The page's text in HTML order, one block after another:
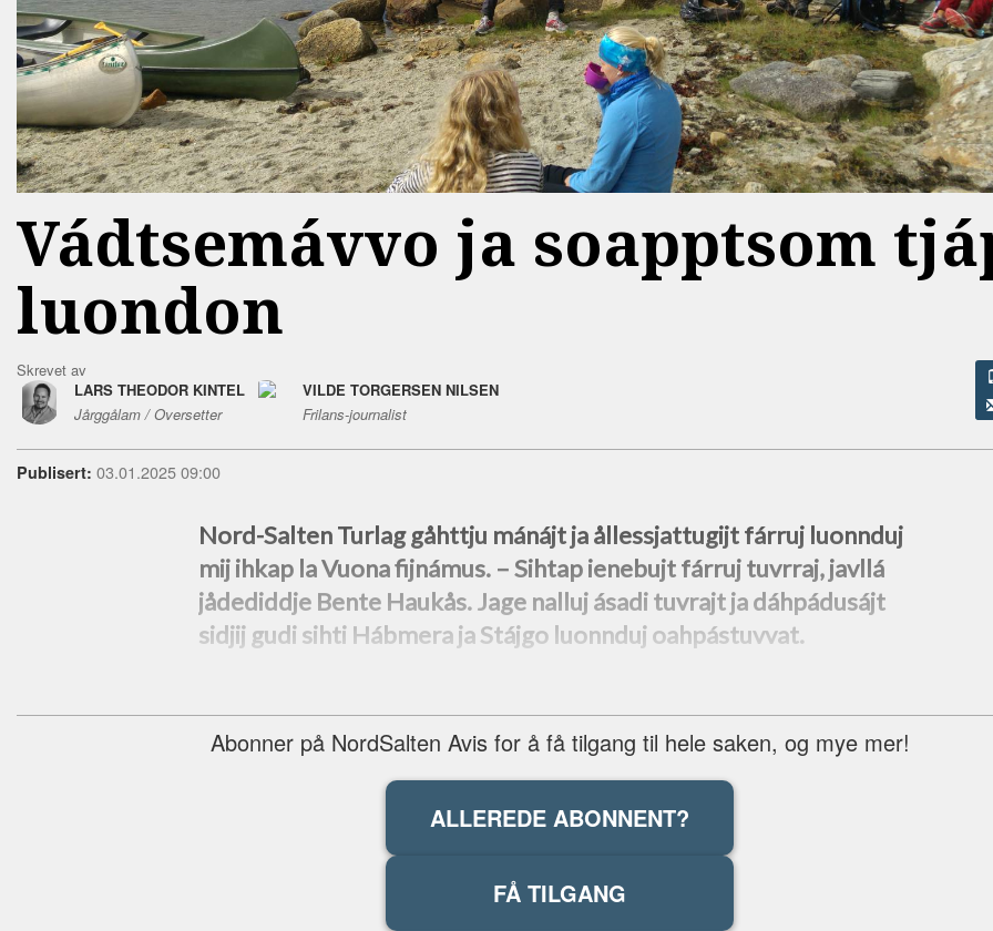
Vádtsemávvo ja soapptsom
luondon
Skrevet av
LARS THEODOR KINTEL
Jårggålam / Oversetter
VILDE TORGERSEN NILSEN
Frilans-journalist
Publisert: 03.01.2025 09:00
Nord-Salten Turlag gåhttju mánájt ja ållessjattugijt fárruj luonnduj
mij ihkap la Vuona fijnámus. –⁠ Sihtap ienebujt fárruj tuvrraj, javllá
jådediddje Bente Haukås. Jage nalluj ásadi tuvrajt ja dáhpádusájt
sidjij gudi sihti Hábmera ja Stájgo luonnduj oahpástuvvat.
Abonner på NordSalten Avis for å få tilgang til hele saken, og mye mer!
ALLEREDE ABONNENT?
FÅ TILGANG